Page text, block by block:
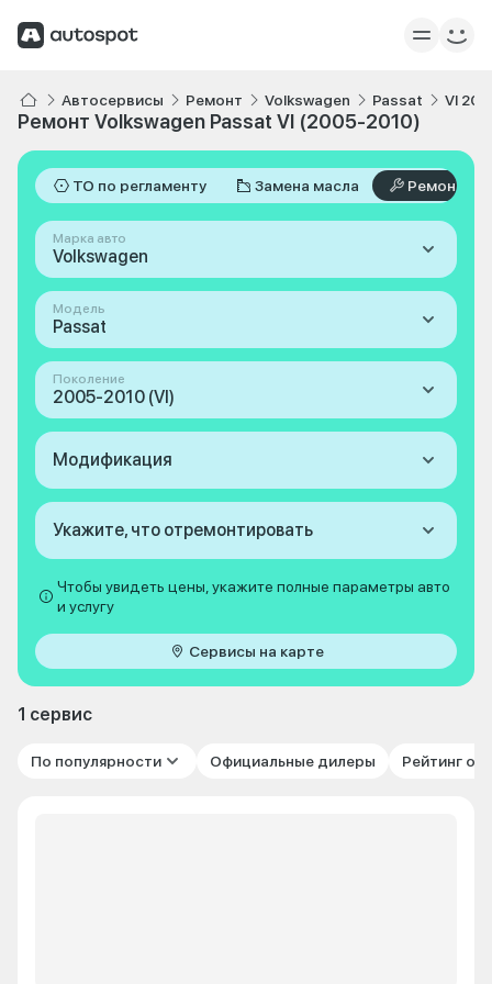
Автосервисы Ремонт Volkswagen Passat VI
Ремонт Volkswagen Passat VI (2005-2010)
ТО по регламенту Замена масла Ремонт
Марка авто
Volkswagen
Модель
Passat
Поколение
2005-2010 (VI)
Модификация
Укажите, что отремонтировать
Чтобы увидеть цены, укажите полные параметры авто
и услугу
Сервисы на карте
1 сервис
По популярности Официальные дилеры Рейтинг